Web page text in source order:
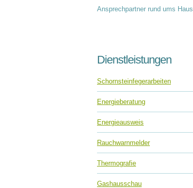
Ansprechpartner rund ums Haus.
Dienstleistungen
Schornsteinfegerarbeiten
Energieberatung
Energieausweis
Rauchwarnmelder
Thermografie
Gashausschau